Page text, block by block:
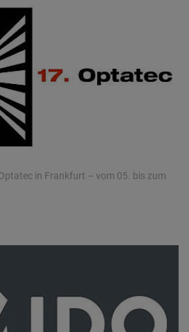
in Frankfurt – vom 05. bis zum